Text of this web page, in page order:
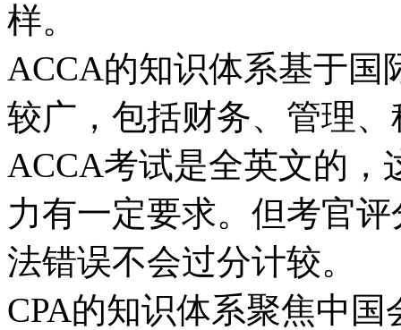
样。
ACCA的知识体系基于国
较广，包括财务、管理
ACCA考试是全英文的，
力有一定要求。但考官
法错误不会过分计较。
CPA的知识体系聚焦中